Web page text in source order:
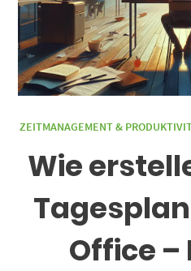
ZEITMANAGEMENT &
Wie
Office –